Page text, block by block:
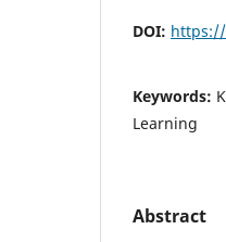
DOI: https://
Keywords:
Learning
Abstract